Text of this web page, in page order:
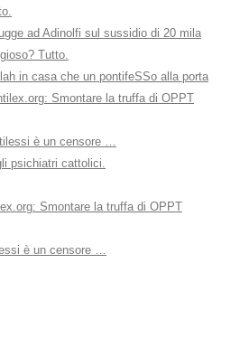
ad Adinolfi sul sussidio di 20 mila
Tutto.
in casa che un pontifeSSo alla porta
Smontare la truffa di OPPT
è un censore …
psichiatri cattolici.
Smontare la truffa di OPPT
è un censore …